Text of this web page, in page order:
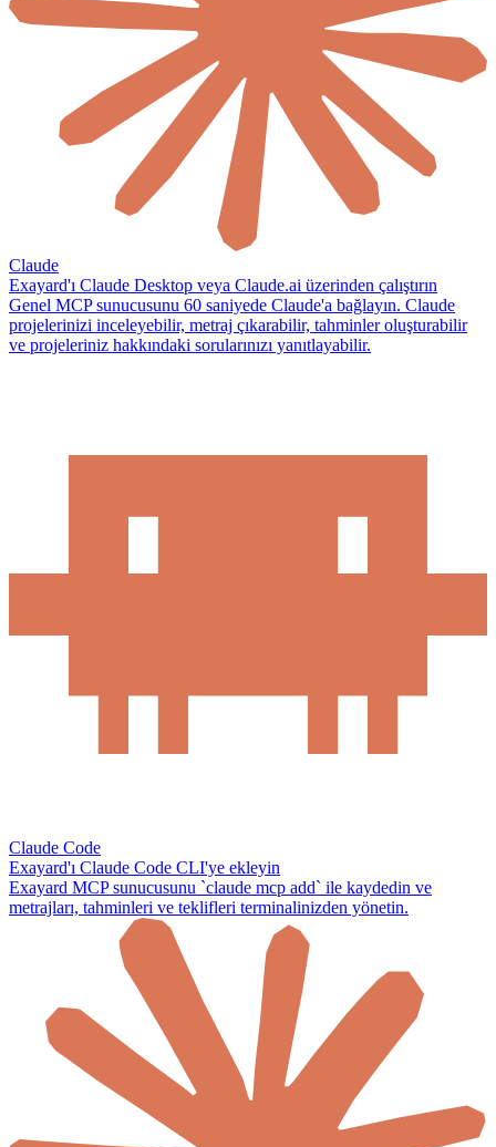
Claude
Exayard'ı Claude Desktop veya Claude.ai üzerinden çalıştırın
Genel MCP sunucusunu 60 saniyede Claude'a bağlayın. Claude
projelerinizi inceleyebilir, metraj çıkarabilir, tahminler oluşturabilir
ve projeleriniz hakkındaki sorularınızı yanıtlayabilir.
Claude Code
Exayard'ı Claude Code CLI'ye ekleyin
Exayard MCP sunucusunu `claude mcp add` ile kaydedin ve
metrajları, tahminleri ve teklifleri terminalinizden yönetin.